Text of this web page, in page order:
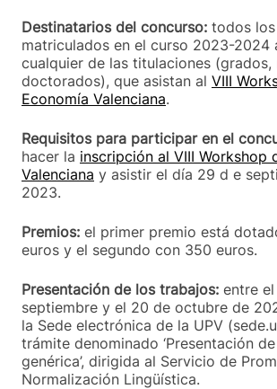
Destinatarios del concurso: todos
matriculados en el curso 2023-2024
cualquier de las titulaciones (grados,
doctorados), que asistan al VIII
Economía Valenciana.
Requisitos para participar en el
hacer la inscripción al VIII Workshop
Valenciana y asistir el día 29 d e
2023.
Premios: el primer premio está
euros y el segundo con 350 euros.
Presentación de los trabajos: entre
septiembre y el 20 de octubre de
la Sede electrónica de la UPV
trámite denominado ‘Presentación
genérica’, dirigida al Servicio de
Normalización Lingüística.